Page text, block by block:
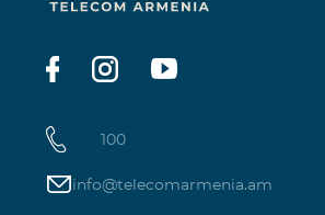
100
info@telecomarmenia.am